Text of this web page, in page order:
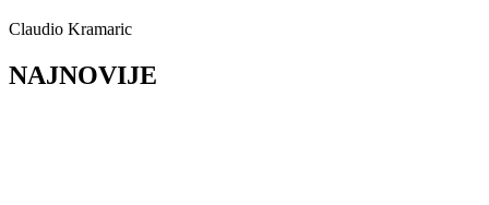
Claudio Kramaric
NAJNOVIJE